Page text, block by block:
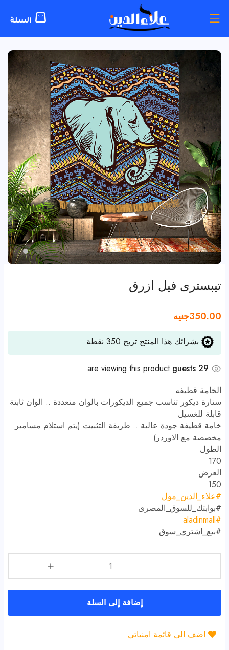
تيبسترى فيل ازرق
350.00جنيه
بشرائك هذا المنتج تربح 350 نقطة.
29 guests
are viewing this product
الخامة قطيفه
ستارة ديكور تناسب جميع الديكورات بالوان متعددة .. الوان ثابتة
قابلة للغسيل
خامة قطيفة جودة عالية .. طريقة التثبيت (يتم استلام مسامير
مخصصة مع الاوردر)
الطول
170
العرض
150
#علاء_الدين_مول
#بوابتك_للسوق_المصرى
#aladinmall
#بيع_اشتري_سوق
إضافة إلى السلة
اضف الى قائمة امنياتي